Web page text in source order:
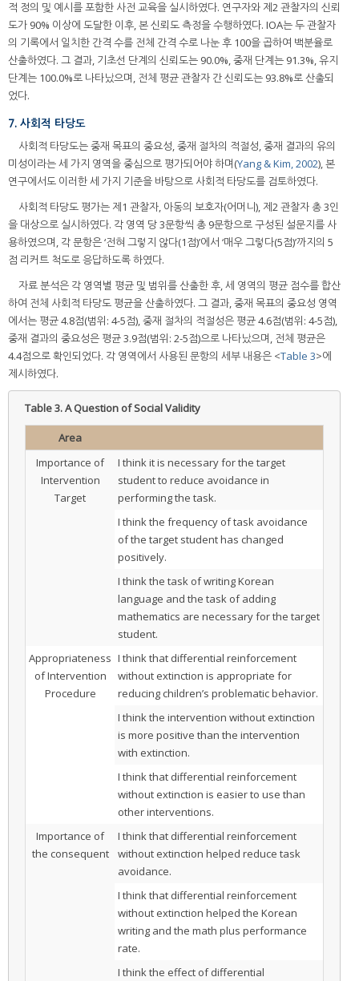
적 정의 및 예시를 포함한 사전 교육을 실시하였다. 연구자와 제2 관찰자의 신뢰
도가 90% 이상에 도달한 이후, 본 신뢰도 측정을 수행하였다. IOA는 두 관찰자
의 기록에서 일치한 간격 수를 전체 간격 수로 나눈 후 100을 곱하여 백분율로
산출하였다. 그 결과, 기초선 단계의 신뢰도는 90.0%, 중재 단계는 91.3%, 유지
단계는 100.0%로 나타났으며, 전체 평균 관찰자 간 신뢰도는 93.8%로 산출되
었다.
7. 사회적 타당도
사회적 타당도는 중재 목표의 중요성, 중재 절차의 적절성, 중재 결과의 유의
미성이라는 세 가지 영역을 중심으로 평가되어야 하며(Yang & Kim, 2002), 본
연구에서도 이러한 세 가지 기준을 바탕으로 사회적 타당도를 검토하였다.
사회적 타당도 평가는 제1 관찰자, 아동의 보호자(어머니), 제2 관찰자 총 3인
을 대상으로 실시하였다. 각 영역 당 3문항씩 총 9문항으로 구성된 설문지를 사
용하였으며, 각 문항은 ‘전혀 그렇지 않다(1점)’에서 ‘매우 그렇다(5점)’까지의 5
점 리커트 척도로 응답하도록 하였다.
자료 분석은 각 영역별 평균 및 범위를 산출한 후, 세 영역의 평균 점수를 합산
하여 전체 사회적 타당도 평균을 산출하였다. 그 결과, 중재 목표의 중요성 영역
에서는 평균 4.8점(범위: 4-5점), 중재 절차의 적절성은 평균 4.6점(범위: 4-5점),
중재 결과의 중요성은 평균 3.9점(범위: 2-5점)으로 나타났으며, 전체 평균은
4.4점으로 확인되었다. 각 영역에서 사용된 문항의 세부 내용은 <Table 3>에
제시하였다.
Table 3.A Question of Social Validity
Area
Importance of
Intervention
Target
I think it is necessary for the target
student to reduce avoidance in
performing the task.
I think the frequency of task avoidance
of the target student has changed
positively.
I think the task of writing Korean
language and the task of adding
mathematics are necessary for the target
student.
Appropriateness
of Intervention
Procedure
I think that differential reinforcement
without extinction is appropriate for
reducing children’s problematic behavior.
I think the intervention without extinction
is more positive than the intervention
with extinction.
I think that differential reinforcement
without extinction is easier to use than
other interventions.
Importance of
the consequent
I think that differential reinforcement
without extinction helped reduce task
avoidance.
I think that differential reinforcement
without extinction helped the Korean
writing and the math plus performance
rate.
I think the effect of differential